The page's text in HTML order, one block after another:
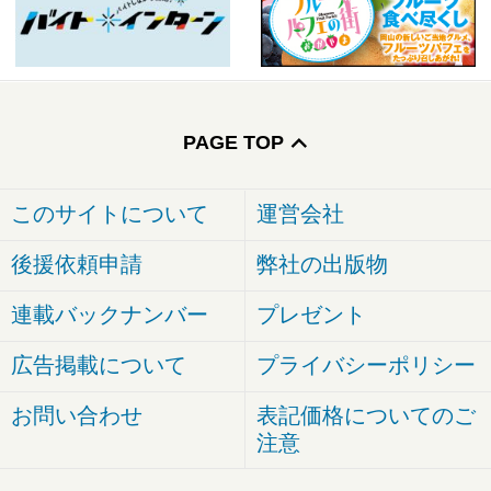
PAGE TOP
このサイトについて 運営会社
後援依頼申請 弊社の出版物
連載バックナンバー プレゼント
広告掲載について プライバシーポリシー
お問い合わせ
表記価格についてのご
注意